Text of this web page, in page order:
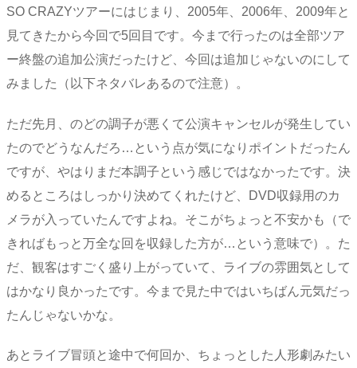
SO CRAZYツアーにはじまり、2005年、2006年、2009年と
見てきたから今回で5回目です。今まで行ったのは全部ツア
ー終盤の追加公演だったけど、今回は追加じゃないのにして
みました（以下ネタバレあるので注意）。
ただ先月、のどの調子が悪くて公演キャンセルが発生してい
たのでどうなんだろ…という点が気になりポイントだったん
ですが、やはりまだ本調子という感じではなかったです。決
めるところはしっかり決めてくれたけど、DVD収録用のカ
メラが入っていたんですよね。そこがちょっと不安かも（で
きればもっと万全な回を収録した方が…という意味で）。た
だ、観客はすごく盛り上がっていて、ライブの雰囲気として
はかなり良かったです。今まで見た中ではいちばん元気だっ
たんじゃないかな。
あとライブ冒頭と途中で何回か、ちょっとした人形劇みたい